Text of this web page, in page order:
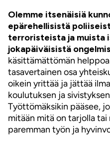
Olemme itsenäisiä
epärehellisistä
terroristeista ja muista
jokapäiväisistä
käsittämättömän
tasavertainen osa
oikein yrittää ja jättää
koulutuksen ja
Työttömäksikin pääsee,
mitään mitä on tarjolla
paremman työn ja